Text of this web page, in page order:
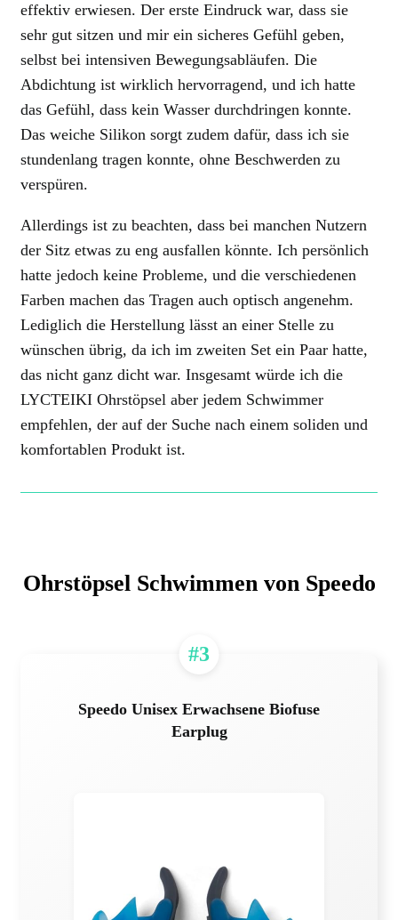
effektiv erwiesen. Der erste Eindruck war, dass sie
sehr gut sitzen und mir ein sicheres Gefühl geben,
selbst bei intensiven Bewegungsabläufen. Die
Abdichtung ist wirklich hervorragend, und ich hatte
das Gefühl, dass kein Wasser durchdringen konnte.
Das weiche Silikon sorgt zudem dafür, dass ich sie
stundenlang tragen konnte, ohne Beschwerden zu
verspüren.
Allerdings ist zu beachten, dass bei manchen Nutzern
der Sitz etwas zu eng ausfallen könnte. Ich persönlich
hatte jedoch keine Probleme, und die verschiedenen
Farben machen das Tragen auch optisch angenehm.
Lediglich die Herstellung lässt an einer Stelle zu
wünschen übrig, da ich im zweiten Set ein Paar hatte,
das nicht ganz dicht war. Insgesamt würde ich die
LYCTEIKI Ohrstöpsel aber jedem Schwimmer
empfehlen, der auf der Suche nach einem soliden und
komfortablen Produkt ist.
Ohrstöpsel Schwimmen von Speedo
#3
Speedo Unisex Erwachsene Biofuse
Earplug